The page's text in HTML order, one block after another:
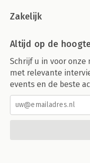
Zakelijk
Altijd op de
Schrijf u in voor
met relevante
events en de beste